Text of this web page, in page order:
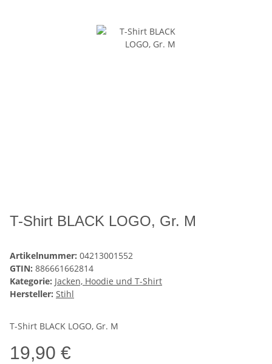
T-Shirt BLACK LOGO, Gr. M
Artikelnummer: 04213001552
GTIN: 886661662814
Kategorie: Jacken, Hoodie und T-Shirt
Hersteller: Stihl
T-Shirt BLACK LOGO, Gr. M
19,90 €